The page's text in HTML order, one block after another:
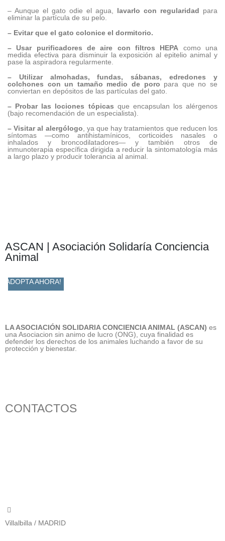
– Aunque el gato odie el agua, lavarlo con regularidad para
eliminar la partícula de su pelo.
– Evitar que el gato colonice el dormitorio.
– Usar purificadores de aire con filtros HEPA como una
medida efectiva para disminuir la exposición al epitelio animal y
pase la aspiradora regularmente.
– Utilizar almohadas, fundas, sábanas, edredones y
colchones con un tamaño medio de poro para que no se
conviertan en depósitos de las partículas del gato.
– Probar las lociones tópicas que encapsulan los alérgenos
(bajo recomendación de un especialista).
– Visitar al alergólogo , ya que hay tratamientos que reducen los
síntomas —como antihistamínicos, corticoides nasales o
inhalados y broncodilatadores— y también otros de
inmunoterapia específica dirigida a reducir la sintomatología más
a largo plazo y producir tolerancia al animal.
ASCAN | Asociación Solidaría Conciencia
Animal
ADOPTA AHORA!
LA ASOCIACIÓN SOLIDARIA CONCIENCIA ANIMAL (ASCAN) es
una Asociacion sin animo de lucro (ONG), cuya finalidad es
defender los derechos de los animales luchando a favor de su
protección y bienestar.
CONTACTOS
Villalbilla / MADRID